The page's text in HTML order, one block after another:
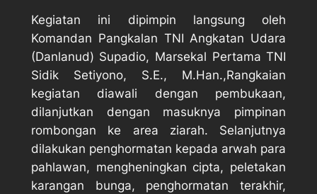
Kegiatan ini dipimpin langsung oleh
Komandan Pangkalan TNI Angkatan Udara
(Danlanud) Supadio, Marsekal Pertama TNI
Sidik Setiyono, S.E., M.Han.,Rangkaian
kegiatan diawali dengan pembukaan,
dilanjutkan dengan masuknya pimpinan
rombongan ke area ziarah. Selanjutnya
dilakukan penghormatan kepada arwah para
pahlawan, mengheningkan cipta, peletakan
karangan bunga, penghormatan terakhir,